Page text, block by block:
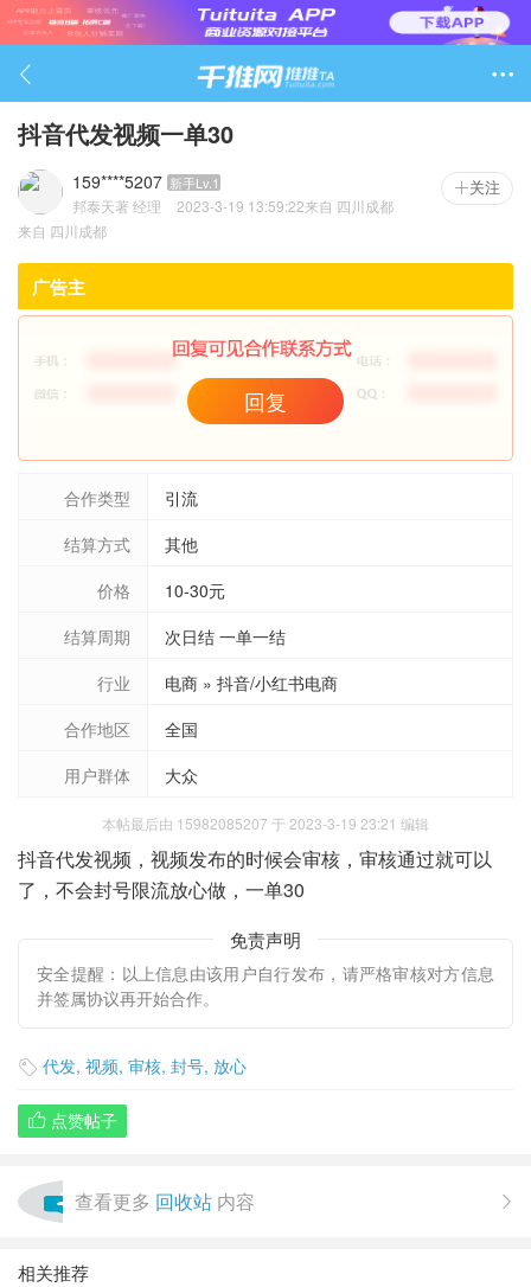

抖音代发视频一单30
159****5207 新手Lv.1
邦泰天著 经理 2023-3-19 13:59:22来自 四川成都
3052
关注
来自 四川成都
广告主
回复
合作类型
引流
结算方式
其他
价格
10-30元
结算周期
次日结 一单一结
行业
电商 » 抖音/小红书电商
合作地区
全国
用户群体
大众
本帖最后由 15982085207 于 2023-3-19 23:21 编辑
抖音代发视频，视频发布的时候会审核，审核通过就可以
了，不会封号限流放心做，一单30
免责声明
安全提醒：以上信息由该用户自行发布，请严格审核对方信息
并签属协议再开始合作。
 代发, 视频, 审核, 封号, 放心
 点赞帖子
查看更多 回收站 内容 
相关推荐